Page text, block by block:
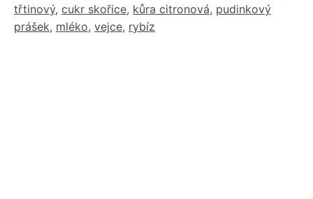
třtinový, cukr skořice, kůra citronová, pudinkový
prášek, mléko, vejce, rybíz